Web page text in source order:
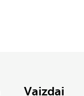
Vaizdai